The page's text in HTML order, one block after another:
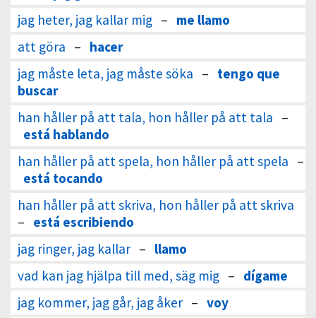
jag heter, jag kallar mig – me llamo
att göra – hacer
jag måste leta, jag måste söka – tengo que
buscar
han håller på att tala, hon håller på att tala –
está hablando
han håller på att spela, hon håller på att spela –
está tocando
han håller på att skriva, hon håller på att skriva
– está escribiendo
jag ringer, jag kallar – llamo
vad kan jag hjälpa till med, säg mig – dígame
jag kommer, jag går, jag åker – voy